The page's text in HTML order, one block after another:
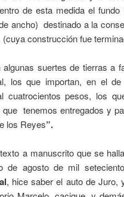
de esta medida el
ancho) destinado a la
construcción fue
algunas suertes de tierras a
los que importan, en el
cuatrocientos pesos, los
que tenemos entregados y
los Reyes”.
a manuscrito que se
de agosto de mil
, hice saber el auto de Juro,